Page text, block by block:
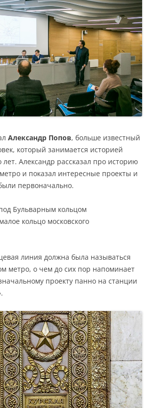
Александр Попов, больше известный
который занимается историей
лет. Александр рассказал про историю
и показал интересные проекты и
первоначально.
Бульварным кольцом
кольцо московского
линия должна была называться
метро, о чем до сих пор напоминает
проекту панно на станции